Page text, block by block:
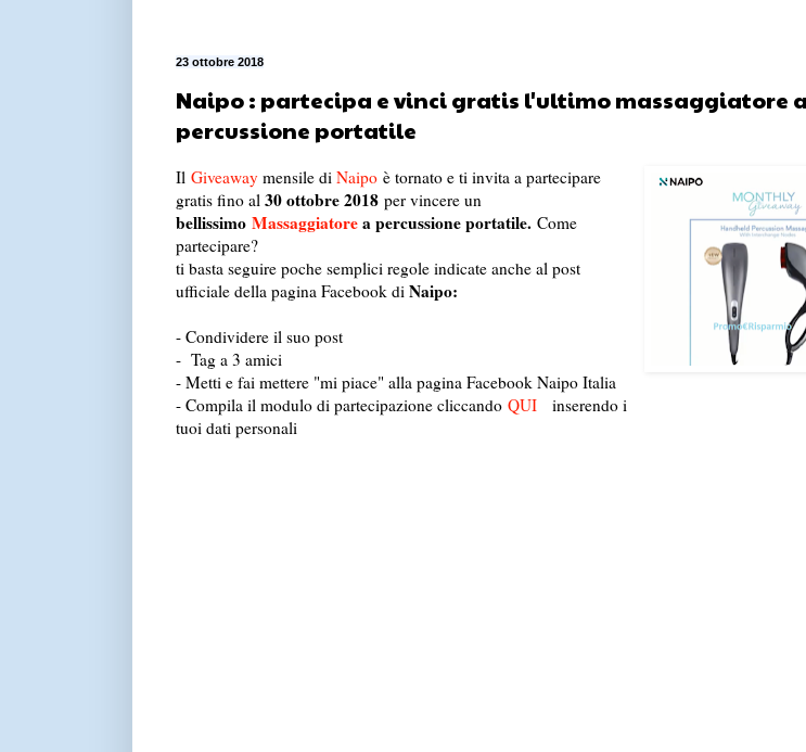
23 ottobre 2018
Naipo : partecipa e vinci gratis l'ultimo massaggiatore a
percussione portatile
Il Giveawaymensile di Naipo è tornato e ti invita a partecipare
gratis fino al 30 ottobre 2018per vincere un
bellissimo Massaggiatorea percussione portatile.Come
partecipare?
ti basta seguire poche semplici regole indicate anche al post
ufficiale della pagina Facebook di Naipo:
- Condividere il suo post
- Tag a 3 amici
- Metti e fai mettere "mi piace" alla pagina Facebook Naipo Italia
- Compila il modulo di partecipazione cliccando QUIinserendo i
tuoi dati personali